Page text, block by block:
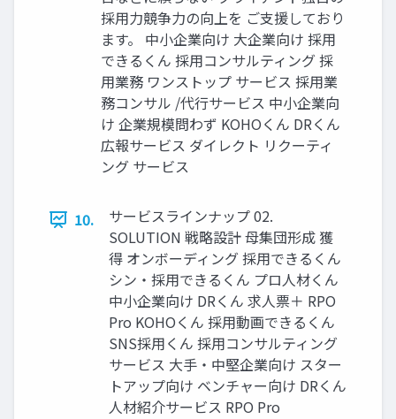
採⽤⼒競争⼒の向上を ご⽀援しており
ます。 中⼩企業向け ⼤企業向け 採⽤
できるくん 採⽤コンサルティング 採
⽤業務 ワンストップ サービス 採⽤業
務コンサル /代⾏サービス 中⼩企業向
け 企業規模問わず KOHOくん DRくん
広報サービス ダイレクト リクーティ
ング サービス
10.
サービスラインナップ 02.
SOLUTION 戦略設計 ⺟集団形成 獲
得 オンボーディング 採⽤できるくん
シン‧採⽤できるくん プロ⼈材くん
中⼩企業向け DRくん 求⼈票＋ RPO
Pro KOHOくん 採⽤動画できるくん
SNS採⽤くん 採⽤コンサルティング
サービス ⼤⼿‧中堅企業向け スター
トアップ向け ベンチャー向け DRくん
⼈材紹介サービス RPO Pro